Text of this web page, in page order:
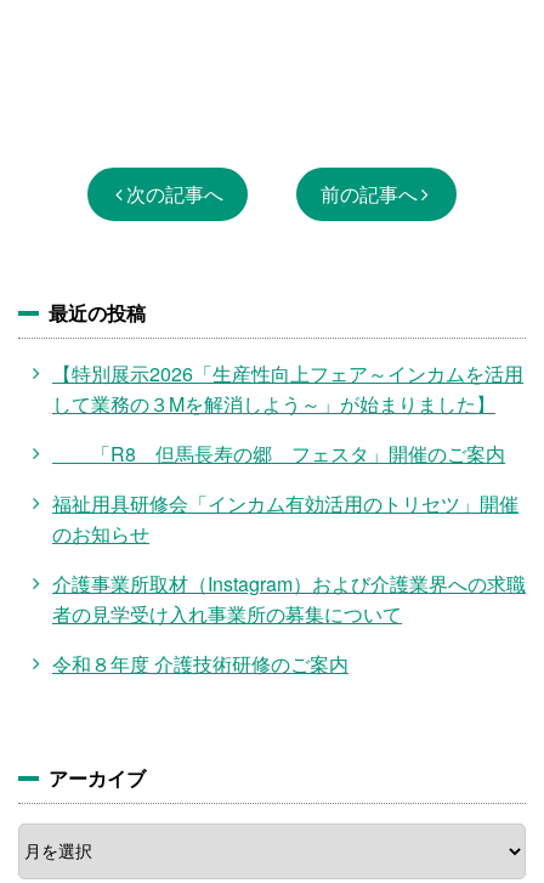
次の記事へ 前の記事へ
最近の投稿
【特別展示2026「生産性向上フェア～インカムを活用
して業務の３Mを解消しよう～」が始まりました】
「R8 但馬長寿の郷 フェスタ」開催のご案内
福祉用具研修会「インカム有効活用のトリセツ」開催
のお知らせ
介護事業所取材（Instagram）および介護業界への求職
者の見学受け入れ事業所の募集について
令和８年度 介護技術研修のご案内
アーカイブ
ア
ー